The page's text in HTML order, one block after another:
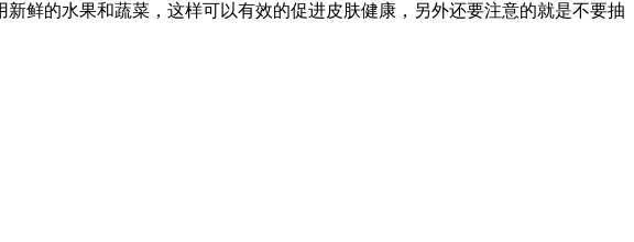
鲜的水果和蔬菜，这样可以有效的促进皮肤健康，另外还要注意的就是不要抽